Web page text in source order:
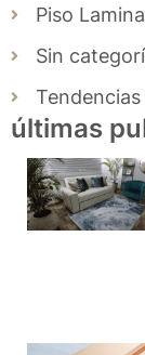
Piso
Sin
Tendencias
últimas